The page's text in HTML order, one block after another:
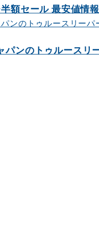
額セール 最安値情報
パンのトゥルースリ